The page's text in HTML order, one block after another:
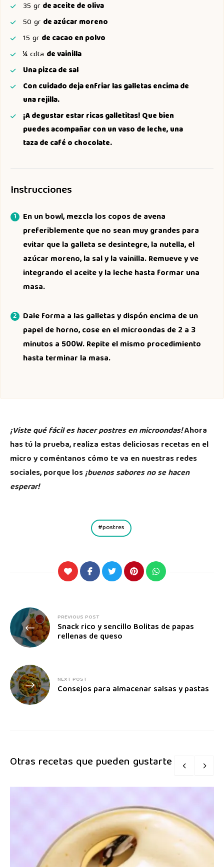
35 gr de aceite de oliva
50 gr de azúcar moreno
15 gr de cacao en polvo
¼cdta de vainilla
Una pizca de sal
Con cuidado deja enfriar las galletas encima de
una rejilla.
¡A degustar estar ricas galletitas! Que bien
puedes acompañar con un vaso de leche, una
taza de café o chocolate.
Instrucciones
En un bowl, mezcla los copos de avena
preferiblemente que no sean muy grandes para
evitar que la galleta se desintegre, la nutella, el
azúcar moreno, la sal y la vainilla. Remueve y ve
integrando el aceite y la leche hasta formar una
masa.
Dale forma a las galletas y dispón encima de un
papel de horno, cose en el microondas de 2 a 3
minutos a 500W. Repite el mismo procedimiento
hasta terminar la masa.
¡Viste qué fácil es hacer postres en microondas!Ahora
has tú la prueba, realiza estas deliciosas recetas en el
micro y coméntanos cómo te va en nuestras redes
sociales, porque los¡buenos sabores no se hacen
esperar!
postres
PREVIOUS POST
Snack rico y sencillo Bolitas de papas
rellenas de queso
NEXT POST
Consejos para almacenar salsas y pastas
Otras recetas que pueden gustarte